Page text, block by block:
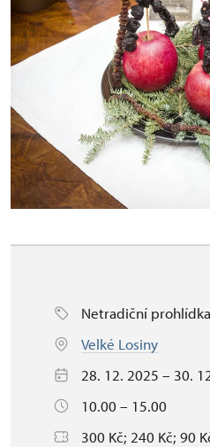
Netradiční prohlídka
Velké Losiny
28. 12. 2025 – 30.
10.00 – 15.00
300 Kč; 240 Kč; 90